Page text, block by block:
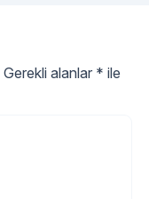
Gerekli alanlar * ile